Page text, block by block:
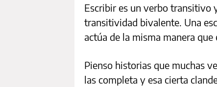
Escribir es un verbo transitivo
transitividad bivalente. Una
actúa de la misma manera
Pienso historias que muchas
las completa y esa cierta